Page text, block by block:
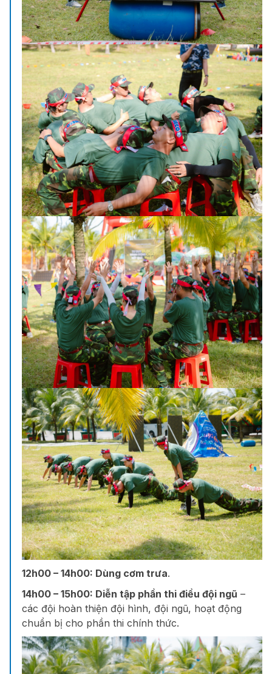
12h00 – 14h00: Dùng cơm trưa.
14h00 – 15h00: Diễn tập phần thi điều đội ngũ –
các đội hoàn thiện đội hình, đội ngũ, hoạt động
chuẩn bị cho phần thi chính thức.